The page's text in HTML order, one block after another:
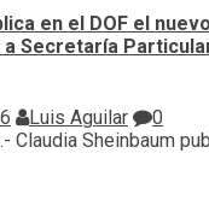
en el DOF el
Secretaría
Luis Aguilar
0
Claudia Sheinbaum